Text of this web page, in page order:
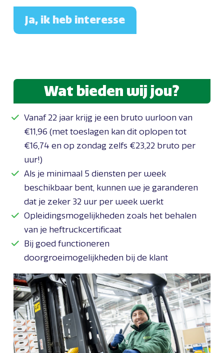
Ja, ik heb interesse
Wat bieden wij jou?
Vanaf 22 jaar krijg je een bruto uurloon van
€11,96 (met toeslagen kan dit oplopen tot
€16,74 en op zondag zelfs €23,22 bruto per
uur!)
Als je minimaal 5 diensten per week
beschikbaar bent, kunnen we je garanderen
dat je zeker 32 uur per week werkt
Opleidingsmogelijkheden zoals het behalen
van je heftruckcertificaat
Bij goed functioneren
doorgroeimogelijkheden bij de klant